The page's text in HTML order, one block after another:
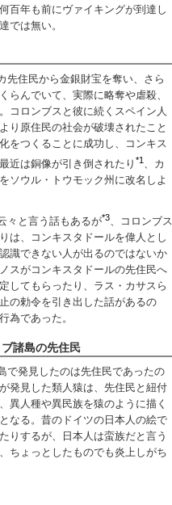
百年も前にヴァイキングが到達し
では無い。
先住民から金銀財宝を奪い、さら
らんでいて、実際に略奪や虐殺、
コロンブスと彼に続くスペイン人
り原住民の社会が破壊されたこと
をつくることに成功し、コンキス
近は銅像が引き倒されたり *1 、カ
ソウル・トウモック州に改名しよ
々と言う話もあるが*3、コロンブス
は、コンキスタドールを偉人とし
識できない人が出るのではないか
スがコンキスタドールの先住民へ
してもらったり、ラス・カサスら
の勅令を引き出した話があるの
為であった。
諸島の先住民
で発見したのは先住民であったの
発見した類人猿は、先住民と紐付
異人種や異民族を猿のように描く
なる。昔のドイツの日本人の絵で
りするが、日本人は蛮族だと言う
ちょっとしたものでも炎上しがち